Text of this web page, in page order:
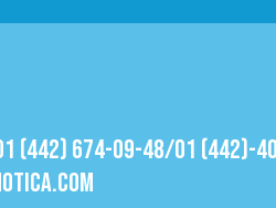
(442) 674-09-48/01 (442)-